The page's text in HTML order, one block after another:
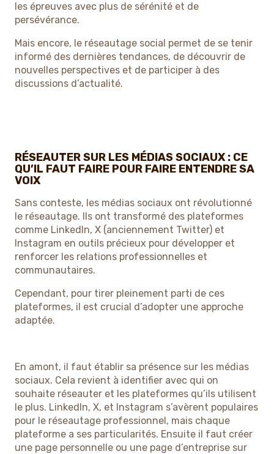
les épreuves avec plus de sérénité et de
persévérance.
Mais encore, le réseautage social permet de se tenir
informé des dernières tendances, de découvrir de
nouvelles perspectives et de participer à des
discussions d’actualité.
RÉSEAUTER SUR LES MÉDIAS SOCIAUX : CE
QU’IL FAUT FAIRE POUR FAIRE ENTENDRE SA
VOIX
Sans conteste, les médias sociaux ont révolutionné
le réseautage. Ils ont transformé des plateformes
comme LinkedIn, X (anciennement Twitter) et
Instagram en outils précieux pour développer et
renforcer les relations professionnelles et
communautaires.
Cependant, pour tirer pleinement parti de ces
plateformes, il est crucial d’adopter une approche
adaptée.
En amont, il faut établir sa présence sur les médias
sociaux. Cela revient à identifier avec qui on
souhaite réseauter et les plateformes qu’ils utilisent
le plus. LinkedIn, X, et Instagram s’avèrent populaires
pour le réseautage professionnel, mais chaque
plateforme a ses particularités. Ensuite il faut créer
une page personnelle ou une page d’entreprise sur